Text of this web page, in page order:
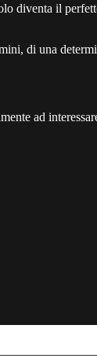
diventa il
di una
ad